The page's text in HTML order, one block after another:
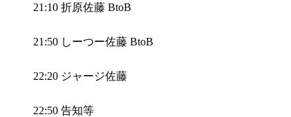
21:10 折原佐藤 BtoB
21:50 しーつー佐藤 BtoB
22:20 ジャージ佐藤
22:50 告知等